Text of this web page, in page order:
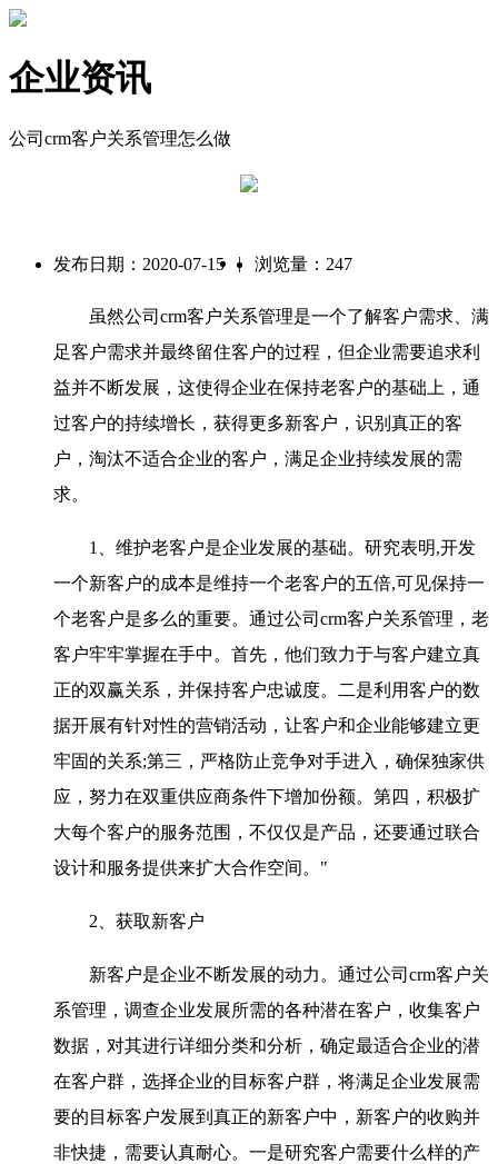
企业资讯
公司crm客户关系管理怎么做
发布日期：2020-07-15 | 浏览量：247
虽然公司crm客户关系管理是一个了解客户需求、满
足客户需求并最终留住客户的过程，但企业需要追求利
益并不断发展，这使得企业在保持老客户的基础上，通
过客户的持续增长，获得更多新客户，识别真正的客
户，淘汰不适合企业的客户，满足企业持续发展的需
求。
1、维护老客户是企业发展的基础。研究表明,开发
一个新客户的成本是维持一个老客户的五倍,可见保持一
个老客户是多么的重要。通过公司crm客户关系管理，老
客户牢牢掌握在手中。首先，他们致力于与客户建立真
正的双赢关系，并保持客户忠诚度。二是利用客户的数
据开展有针对性的营销活动，让客户和企业能够建立更
牢固的关系;第三，严格防止竞争对手进入，确保独家供
应，努力在双重供应商条件下增加份额。第四，积极扩
大每个客户的服务范围，不仅仅是产品，还要通过联合
设计和服务提供来扩大合作空间。"
2、获取新客户
新客户是企业不断发展的动力。通过公司crm客户关
系管理，调查企业发展所需的各种潜在客户，收集客户
数据，对其进行详细分类和分析，确定最适合企业的潜
在客户群，选择企业的目标客户群，将满足企业发展需
要的目标客户发展到真正的新客户中，新客户的收购并
非快捷，需要认真耐心。一是研究客户需要什么样的产